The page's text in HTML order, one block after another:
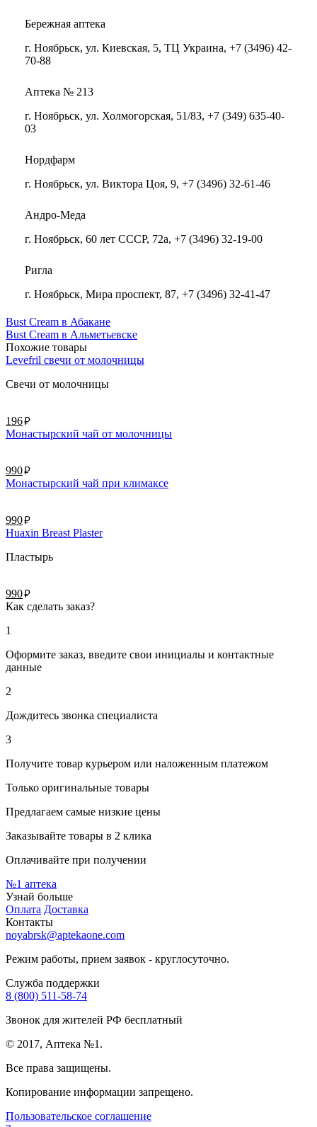
Бережная аптека
г. Ноябрьск, ул. Киевская, 5, ТЦ Украина, +7 (3496) 42-
70-88
Аптека № 213
г. Ноябрьск, ул. Холмогорская, 51/83, +7 (349) 635-40-
03
Нордфарм
г. Ноябрьск, ул. Виктора Цоя, 9, +7 (3496) 32-61-46
Андро-Меда
г. Ноябрьск, 60 лет СССР, 72а, +7 (3496) 32-19-00
Ригла
г. Ноябрьск, Мира проспект, 87, +7 (3496) 32-41-47
Bust Cream в Абакане
Bust Cream в Альметьевске
Похожие товары
Levefril свечи от молочницы
Свечи от молочницы
196руб.
Монастырский чай от молочницы
990руб.
Монастырский чай при климаксе
990руб.
Huaxin Breast Plaster
Пластырь
990руб.
Как сделать заказ?
1
Оформите заказ, введите свои инициалы и контактные
данные
2
Дождитесь звонка специалиста
3
Получите товар курьером или наложенным платежом
Только оригинальные товары
Предлагаем самые низкие цены
Заказывайте товары в 2 клика
Оплачивайте при получении
№1 аптека
Узнай больше
Оплата Доставка
Контакты
noyabrsk@aptekaone.com
Режим работы, прием заявок - круглосуточно.
Служба поддержки
8 (800) 511-58-74
Звонок для жителей РФ бесплатный
© 2017, Аптека №1.
Все права защищены.
Копирование информации запрещено.
Пользовательское соглашение